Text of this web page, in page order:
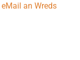
eMail an Wreds